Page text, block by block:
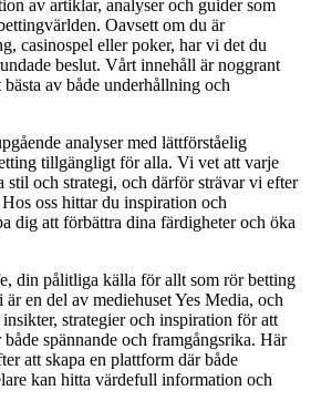
av artiklar, analyser och guider som
Oavsett om du är
casinospel eller poker, har vi det du
beslut. Vårt innehåll är noggrant
av både underhållning och
analyser med lättförståelig
tillgängligt för alla. Vi vet att varje
stil och strategi, och därför strävar vi efter
oss hittar du inspiration och
dig att förbättra dina färdigheter och öka
din pålitliga källa för allt som rör betting
en del av mediehuset Yes Media, och
strategier och inspiration för att
spännande och framgångsrika. Här
att skapa en plattform där både
kan hitta värdefull information och